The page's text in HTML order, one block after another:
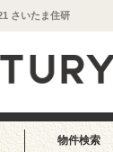
さいたま住研
物件検索